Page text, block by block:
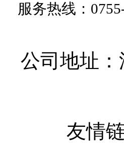
服务热线：
公司地址
友情